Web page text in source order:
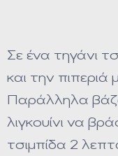
Σε ένα τηγάνι
και την
Παράλληλα
λιγκουίνι να
τσιμπίδα 2